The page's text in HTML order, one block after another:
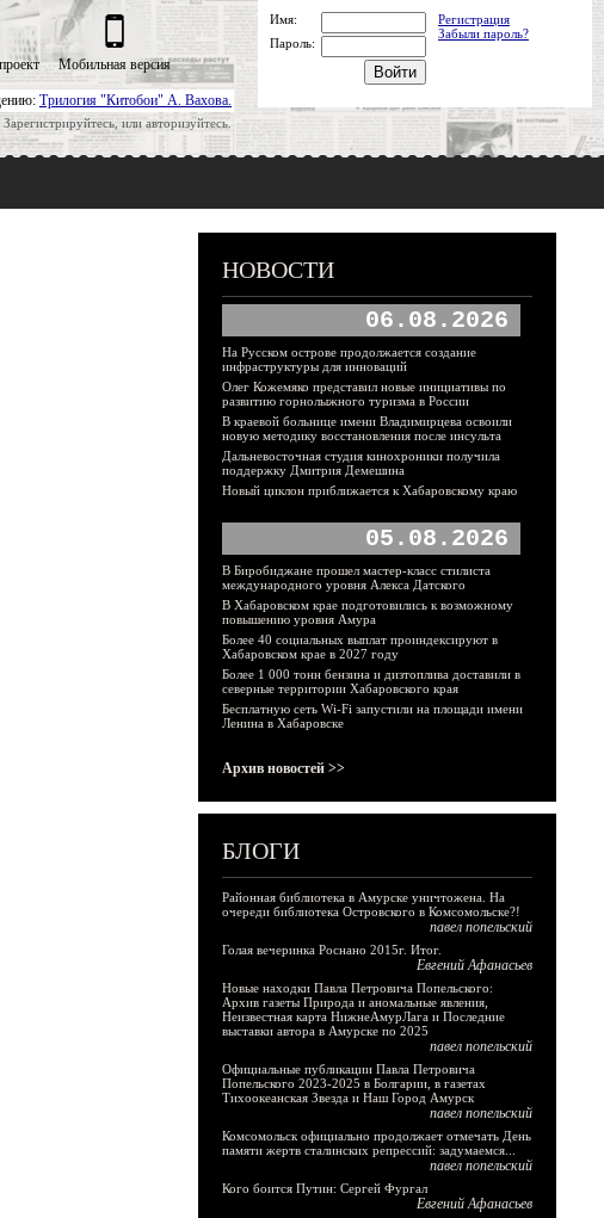
Трилогия "Китобои" А. Вахова.
или авторизуйтесь.
Мобильная версия
Имя:
Регистрация
Забыли пароль?
Пароль:
НОВОСТИ
06.08.2026
На Русском острове продолжается создание
инфраструктуры для инноваций
Олег Кожемяко представил новые инициативы по
развитию горнолыжного туризма в России
В краевой больнице имени Владимирцева освоили
новую методику восстановления после инсульта
Дальневосточная студия кинохроники получила
поддержку Дмитрия Демешина
Новый циклон приближается к Хабаровскому краю
05.08.2026
В Биробиджане прошел мастер-класс стилиста
международного уровня Алекса Датского
В Хабаровском крае подготовились к возможному
повышению уровня Амура
Более 40 социальных выплат проиндексируют в
Хабаровском крае в 2027 году
Более 1 000 тонн бензина и дизтоплива доставили в
северные территории Хабаровского края
Бесплатную сеть Wi-Fi запустили на площади имени
Ленина в Хабаровске
Архив новостей >>
БЛОГИ
Районная библиотека в Амурске уничтожена. На
очереди библиотека Островского в Комсомольске?!
павел попельский
Голая вечеринка Роснано 2015г. Итог.
Евгений Афанасьев
Новые находки Павла Петровича Попельского:
Архив газеты Природа и аномальные явления,
Неизвестная карта НижнеАмурЛага и Последние
выставки автора в Амурске по 2025
павел попельский
Официальные публикации Павла Петровича
Попельского 2023-2025 в Болгарии, в газетах
Тихоокеанская Звезда и Наш Город Амурск
павел попельский
Комсомольск официально продолжает отмечать День
памяти жертв сталинских репрессий: задумаемся...
павел попельский
Кого боится Путин: Сергей Фургал
Евгений Афанасьев